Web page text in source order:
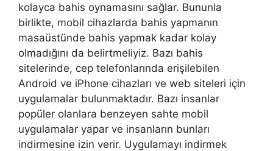
kolayca bahis oynamasını sağlar. Bununla
birlikte, mobil cihazlarda bahis yapmanın
masaüstünde bahis yapmak kadar kolay
olmadığını da belirtmeliyiz. Bazı bahis
sitelerinde, cep telefonlarında erişilebilen
Android ve iPhone cihazları ve web siteleri için
uygulamalar bulunmaktadır. Bazı insanlar
popüler olanlara benzeyen sahte mobil
uygulamalar yapar ve insanların bunları
indirmesine izin verir. Uygulamayı indirmek